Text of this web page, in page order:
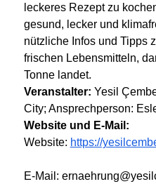
leckeres Rezept zu
gesund, lecker und
nützliche Infos und Tipps
frischen Lebensmitteln,
Tonne landet.
Veranstalter: Yesil
City; Ansprechperson:
Website und E-Mail:
Website: https://
E-Mail: